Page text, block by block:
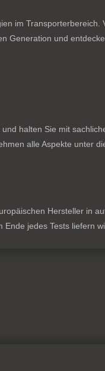
im Transporterbereich.
Generation und
halten Sie mit
alle Aspekte unter
Hersteller in
jedes Tests liefern